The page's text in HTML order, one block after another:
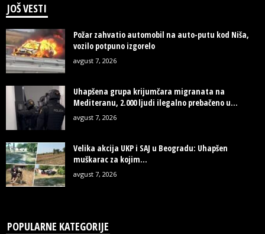
JOŠ VESTI
Požar zahvatio automobil na auto-putu kod Niša,
vozilo potpuno izgorelo
avgust 7, 2026
Uhapšena grupa krijumčara migranata na
Mediteranu, 2.000 ljudi ilegalno prebačeno u...
avgust 7, 2026
Velika akcija UKP i SAJ u Beogradu: Uhapšen
muškarac za kojim...
avgust 7, 2026
POPULARNE KATEGORIJE